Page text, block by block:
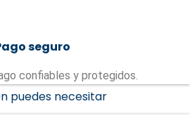
seguro
confiables y protegidos.
puedes necesitar